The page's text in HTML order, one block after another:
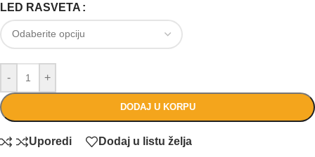
LED RASVETA
- +
DODAJ U KORPU
Uporedi Dodaj u listu želja